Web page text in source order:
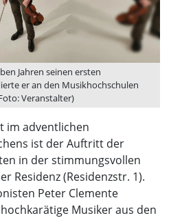
Jahren seinen ersten
er an den Musikhochschulen
Veranstalter)
im adventlichen
ist der Auftritt der
in der stimmungsvollen
Residenz (Residenzstr. 1).
Peter Clemente
Musiker aus den